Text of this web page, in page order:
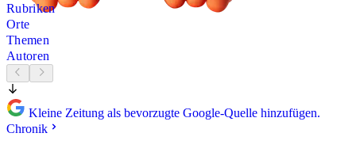
Rubriken
Orte
Themen
Autoren
Kleine Zeitung als bevorzugte Google-Quelle hinzufügen.
Chronik